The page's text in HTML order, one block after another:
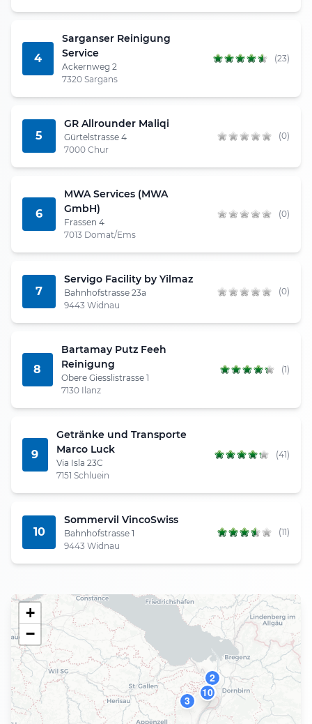
4
Sarganser Reinigung
Service
Ackernweg 2
7320 Sargans
(23)
5
GR Allrounder Maliqi
Gürtelstrasse 4
7000 Chur
(0)
6
MWA Services (MWA
GmbH)
Frassen 4
7013 Domat/Ems
(0)
7
Servigo Facility by Yilmaz
Bahnhofstrasse 23a
9443 Widnau
(0)
8
Bartamay Putz Feeh
Reinigung
Obere Giesslistrasse 1
7130 Ilanz
(1)
9
Getränke und Transporte
Marco Luck
Via Isla 23C
7151 Schluein
(41)
10
Sommervil VincoSwiss
Bahnhofstrasse 1
9443 Widnau
(11)
2
3
7
10
+
−